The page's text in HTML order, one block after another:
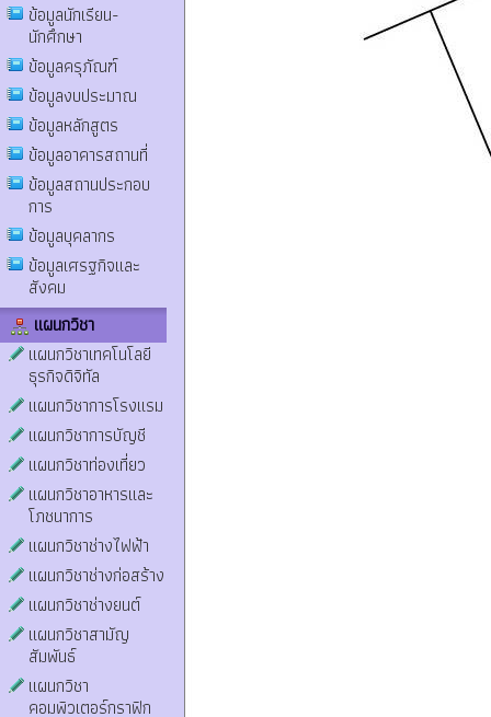
ข้อมูลนักเรียน-
นักศึกษา
ข้อมูลครุภัณฑ์
ข้อมูลงบประมาณ
ข้อมูลหลักสูตร
ข้อมูลอาคารสถานที่
ข้อมูลสถานประกอบ
การ
ข้อมูลบุคลากร
ข้อมูลเศรฐกิจและ
สังคม
แผนกวิชา
แผนกวิชาเทคโนโลยี
ธุรกิจดิจิทัล
แผนกวิชาการโรงแรม
แผนกวิชาการบัญชี
แผนกวิชาท่องเที่ยว
แผนกวิชาอาหารและ
โภชนาการ
แผนกวิชาช่างไฟฟ้า
แผนกวิชาช่างก่อสร้าง
แผนกวิชาช่างยนต์
แผนกวิชาสามัญ
สัมพันธ์
แผนกวิชา
คอมพิวเตอร์กราฟิก